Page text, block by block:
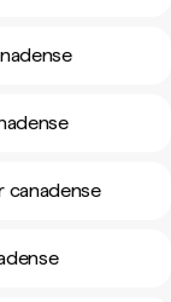
canadense